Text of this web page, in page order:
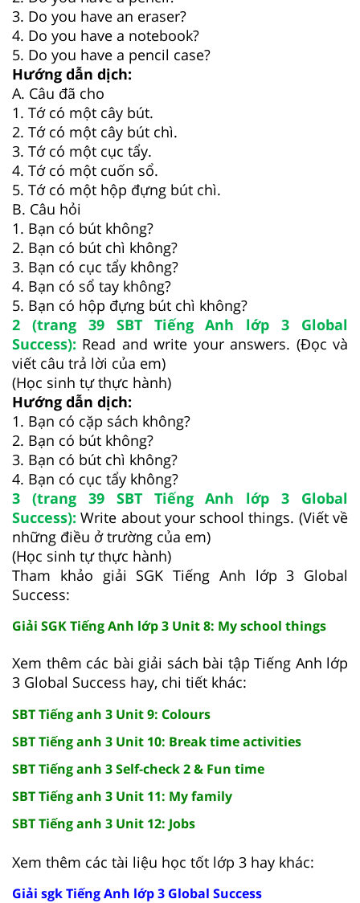
3. Do you have an eraser?
4. Do you have a notebook?
5. Do you have a pencil case?
Hướng dẫn dịch:
A. Câu đã cho
1. Tớ có một cây bút.
2. Tớ có một cây bút chì.
3. Tớ có một cục tẩy.
4. Tớ có một cuốn sổ.
5. Tớ có một hộp đựng bút chì.
B. Câu hỏi
1. Bạn có bút không?
2. Bạn có bút chì không?
3. Bạn có cục tẩy không?
4. Bạn có sổ tay không?
5. Bạn có hộp đựng bút chì không?
2 (trang 39 SBT Tiếng Anh lớp 3 Global
Success): Read and write your answers. (Đọc và
viết câu trả lời của em)
(Học sinh tự thực hành)
Hướng dẫn dịch:
1. Bạn có cặp sách không?
2. Bạn có bút không?
3. Bạn có bút chì không?
4. Bạn có cục tẩy không?
3 (trang 39 SBT Tiếng Anh lớp 3 Global
Success):Write about your school things. (Viết về
những điều ở trường của em)
(Học sinh tự thực hành)
Tham khảo giải SGK Tiếng Anh lớp 3 Global
Success:
Giải SGK Tiếng Anh lớp 3 Unit 8: My school things
Xem thêm các bài giải sách bài tập Tiếng Anh lớp
3 Global Success hay, chi tiết khác:
SBT Tiếng anh 3 Unit 9: Colours
SBT Tiếng anh 3 Unit 10: Break time activities
SBT Tiếng anh 3 Self-check 2 & Fun time
SBT Tiếng anh 3 Unit 11: My family
SBT Tiếng anh 3 Unit 12: Jobs
Xem thêm các tài liệu học tốt lớp 3 hay khác:
Giải sgk Tiếng Anh lớp 3 Global Success